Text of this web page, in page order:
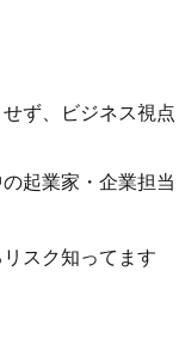
ず、ビジネス視点
起業家・企業担当
スク知ってます